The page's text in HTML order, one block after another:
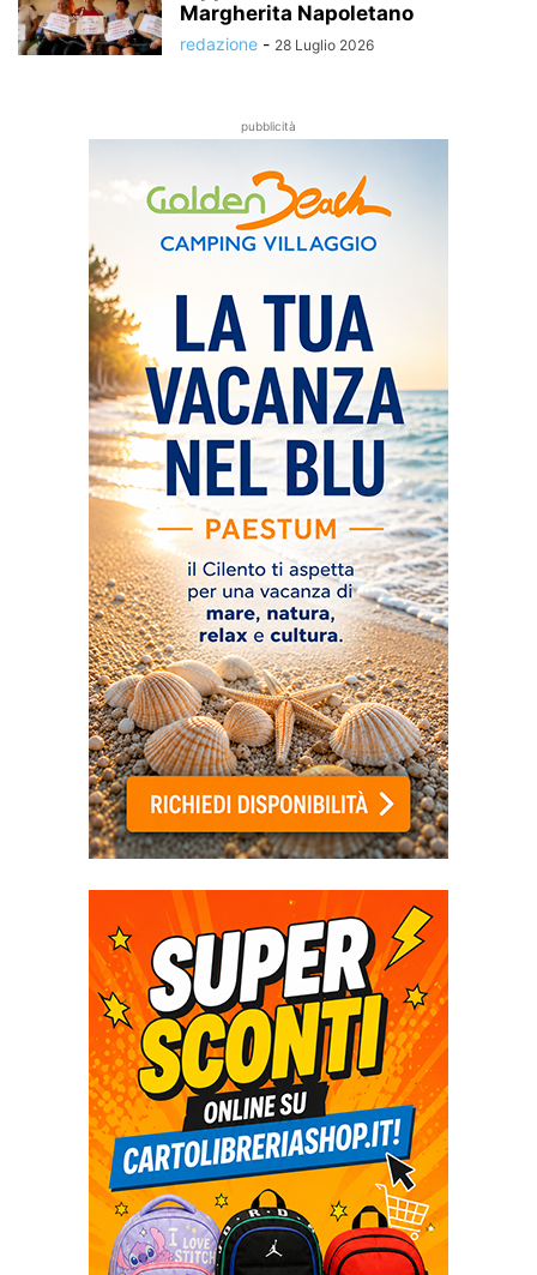
Margherita Napoletano
redazione - 28 Luglio 2026
pubblicità